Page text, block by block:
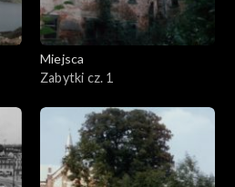
Miejsca
Zabytki cz. 1